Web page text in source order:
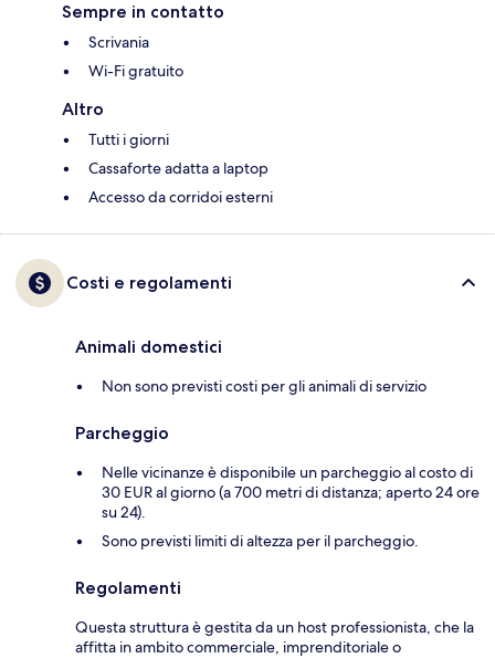
Sempre in contatto
Scrivania
Wi-Fi gratuito
Altro
Tutti i giorni
Cassaforte adatta a laptop
Accesso da corridoi esterni
Costi e regolamenti
Animali domestici
Non sono previsti costi per gli animali di servizio
Parcheggio
Nelle vicinanze è disponibile un parcheggio al costo di
30 EUR al giorno (a 700 metri di distanza; aperto 24 ore
su 24).
Sono previsti limiti di altezza per il parcheggio.
Regolamenti
Questa struttura è gestita da un host professionista, che la
affitta in ambito commerciale, imprenditoriale o